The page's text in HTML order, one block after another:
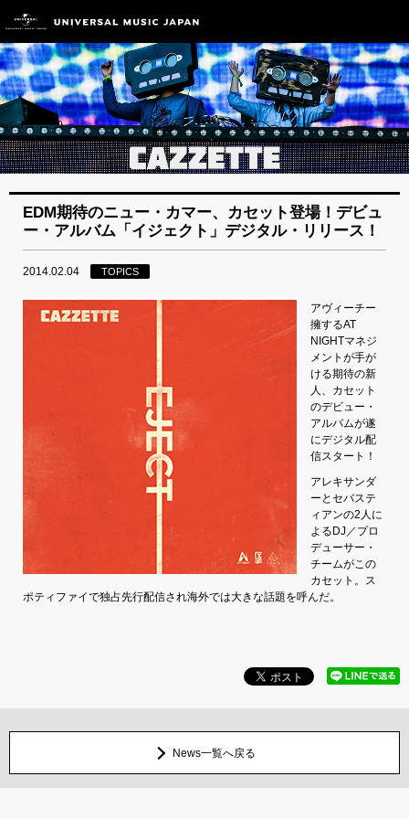
EDM期待のニュー・カマー、カセット登場！デビュ
ー・アルバム「イジェクト」デジタル・リリース！
2014.02.04 TOPICS
アヴィーチー
擁するAT
NIGHTマネジ
メントが手が
ける期待の新
人、カセット
のデビュー・
アルバムが遂
にデジタル配
信スタート！
アレキサンダ
ーとセバステ
ィアンの2人に
よるDJ／プロ
デューサー・
チームがこの
カセット。ス
ポティファイで独占先行配信され海外では大きな話題を呼んだ。
News一覧へ戻る